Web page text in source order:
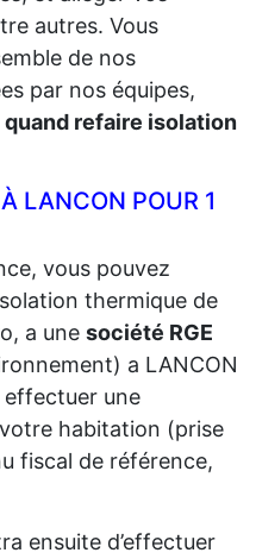
autres. Vous
de nos
par nos équipes,
quand refaire isolation
LANCON POUR 1
vous pouvez
thermique de
a une société RGE
a LANCON
effectuer une
habitation (prise
fiscal de référence,
ensuite d’effectuer